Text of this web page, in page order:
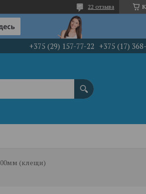
22 отзыва
+375 (29) 157-77-22 +375 (17)
(клещи)